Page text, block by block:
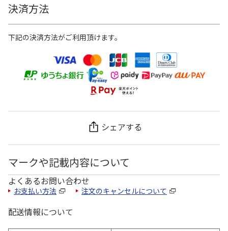
決済方法
下記の決済方法がご利用頂けます。
シェアする
マークや記載内容について
よくあるお問い合わせ
お支払い方法 注文のキャンセルについて
配送情報について